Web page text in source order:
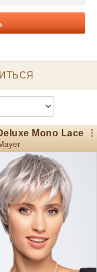
Mono Lace